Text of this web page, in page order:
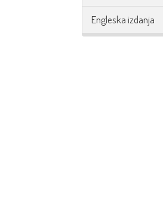
Engleska izdanja